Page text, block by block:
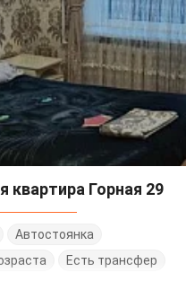
квартира Горная 29
Автостоянка
Есть трансфер